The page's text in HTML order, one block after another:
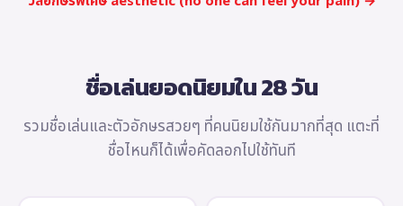
ชื่อเล่นยอดนิยมใน 28 วัน
รวมชื่อเล่นและตัวอักษรสวยๆ ที่คนนิยมใช้กันมากที่สุด แตะที่
ชื่อไหนก็ได้เพื่อคัดลอกไปใช้ทันที